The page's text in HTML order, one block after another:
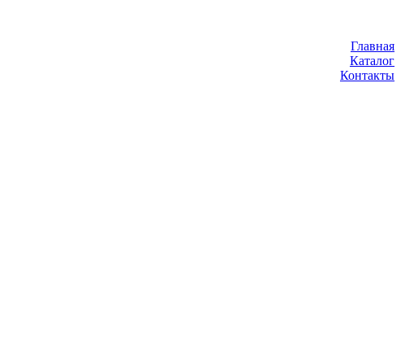
Главная
Каталог
Контакты